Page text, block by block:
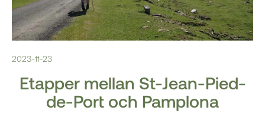
2023-11-23
Etapper mellan St-Jean-Pied-
de-Port och Pamplona